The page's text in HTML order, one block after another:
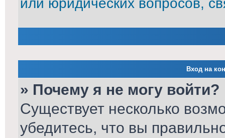
или юридических вопросов,
Вход на
» Почему я не могу войти?
Существует несколько
убедитесь, что вы